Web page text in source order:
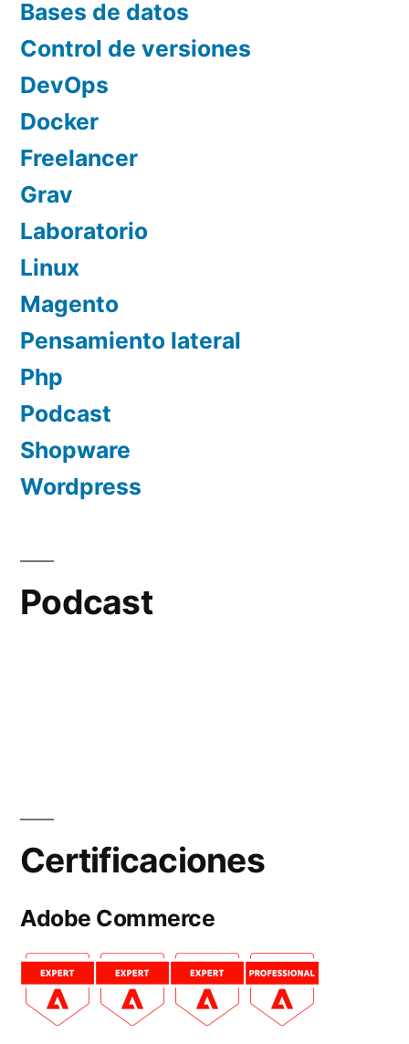
Bases de datos
Control de versiones
DevOps
Docker
Freelancer
Grav
Laboratorio
Linux
Magento
Pensamiento lateral
Php
Podcast
Shopware
Wordpress
Podcast
Certificaciones
Adobe Commerce